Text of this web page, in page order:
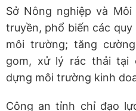
Sở Nông nghiệp và
truyền, phổ biến các
môi trường; tăng
gom, xử lý rác thải tại
dựng môi trường kinh
Công an tỉnh chỉ đạo